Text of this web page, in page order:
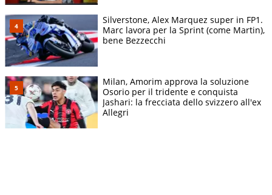
Silverstone, Alex Marquez super in FP1.
Marc lavora per la Sprint (come Martin),
bene Bezzecchi
Milan, Amorim approva la soluzione
Osorio per il tridente e conquista
Jashari: la frecciata dello svizzero all'ex
Allegri